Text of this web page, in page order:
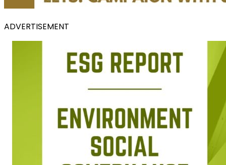
ADVERTISEMENT